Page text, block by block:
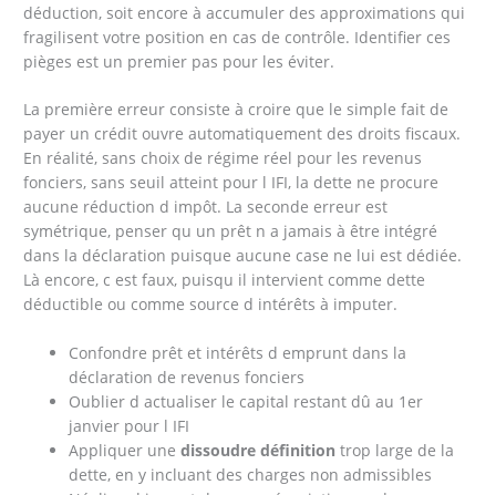
déduction, soit encore à accumuler des approximations qui
fragilisent votre position en cas de contrôle. Identifier ces
pièges est un premier pas pour les éviter.
La première erreur consiste à croire que le simple fait de
payer un crédit ouvre automatiquement des droits fiscaux.
En réalité, sans choix de régime réel pour les revenus
fonciers, sans seuil atteint pour l IFI, la dette ne procure
aucune réduction d impôt. La seconde erreur est
symétrique, penser qu un prêt n a jamais à être intégré
dans la déclaration puisque aucune case ne lui est dédiée.
Là encore, c est faux, puisqu il intervient comme dette
déductible ou comme source d intérêts à imputer.
Confondre prêt et intérêts d emprunt dans la
déclaration de revenus fonciers
Oublier d actualiser le capital restant dû au 1er
janvier pour l IFI
Appliquer unedissoudre définition trop large de la
dette, en y incluant des charges non admissibles